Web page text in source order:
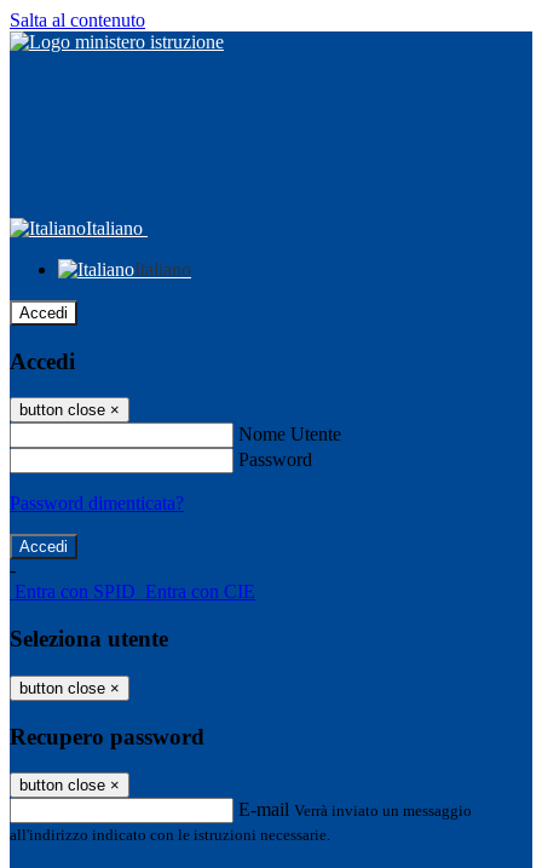
Salta al contenuto
Italiano
Italiano
Accedi
Accedi
button close ×
Nome Utente
Password
Password dimenticata?
-
Entra con SPID Entra con CIE
Seleziona utente
button close ×
Recupero password
button close ×
E-mail Verrà inviato un messaggio
all'indirizzo indicato con le istruzioni necessarie.